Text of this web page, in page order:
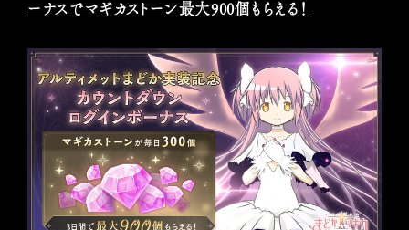
ーナスでマギカストーン最大900個もらえる！